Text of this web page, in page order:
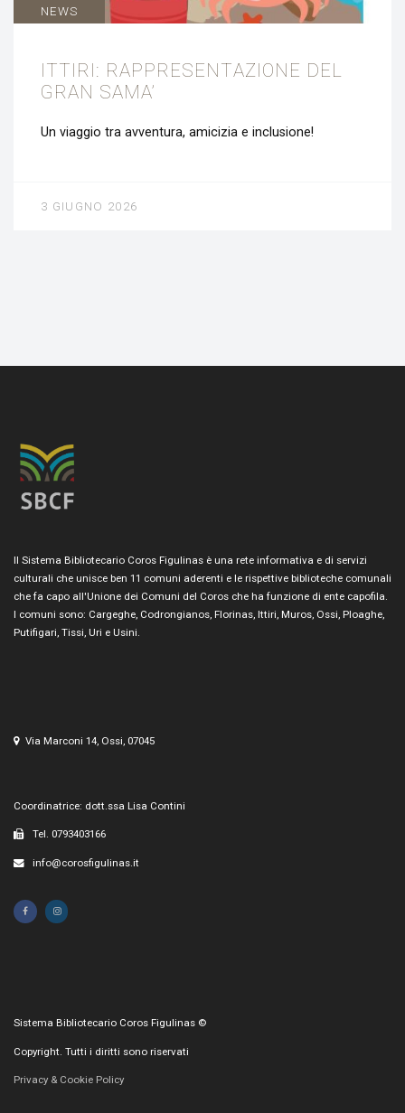
NEWS
ITTIRI: RAPPRESENTAZIONE DEL
GRAN SAMA’
Un viaggio tra avventura, amicizia e inclusione!
3 GIUGNO 2026
Il Sistema Bibliotecario Coros Figulinas è una rete informativa e di servizi
culturali che unisce ben 11 comuni aderenti e le rispettive biblioteche comunali
che fa capo all'Unione dei Comuni del Coros che ha funzione di ente capofila.
I comuni sono: Cargeghe, Codrongianos, Florinas, Ittiri, Muros, Ossi, Ploaghe,
Putifigari, Tissi, Uri e Usini.
Via Marconi 14, Ossi, 07045
Coordinatrice: dott.ssa Lisa Contini
Tel. 0793403166
info@corosfigulinas.it
Sistema Bibliotecario Coros Figulinas ©
Copyright. Tutti i diritti sono riservati
Privacy & Cookie Policy